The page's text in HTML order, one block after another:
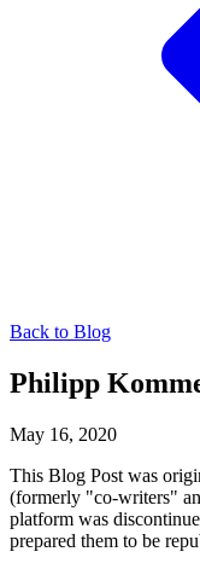
Back to Blog
Philipp
May 16, 2020
This Blog Post was
(formerly "co-writers"
platform was
prepared them to be